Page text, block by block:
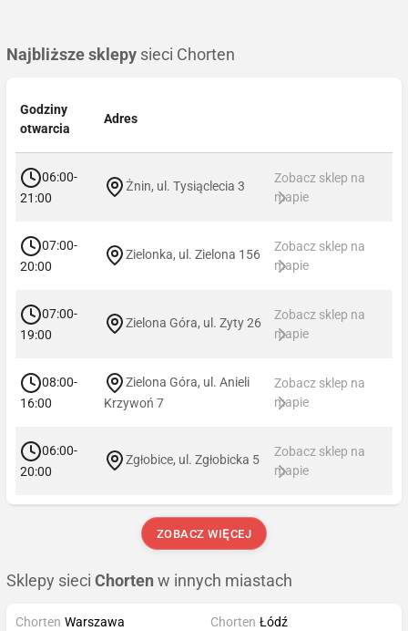
Najbliższe sklepy sieci Chorten
Godziny
otwarcia
Adres
06:00-
21:00
Żnin, ul. Tysiąclecia 3
Zobacz sklep na
mapie
07:00-
20:00
Zielonka, ul. Zielona 156
Zobacz sklep na
mapie
07:00-
19:00
Zielona Góra, ul. Zyty 26
Zobacz sklep na
mapie
08:00-
16:00
Zielona Góra, ul. Anieli
Krzywoń 7
Zobacz sklep na
mapie
06:00-
20:00
Zgłobice, ul. Zgłobicka 5
Zobacz sklep na
mapie
ZOBACZ WIĘCEJ
Sklepy sieci Chorten w innych miastach
Chorten Warszawa
Chorten Łódź